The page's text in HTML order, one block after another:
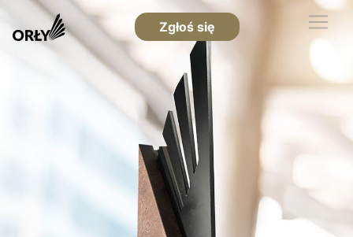
Zgłoś się